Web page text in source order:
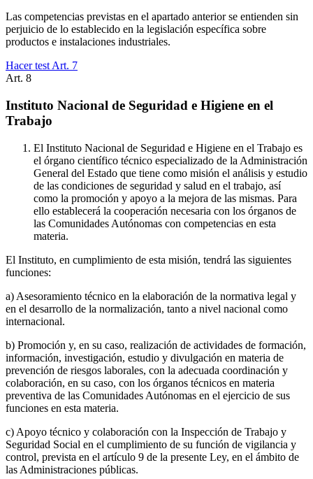
Las competencias previstas en el apartado anterior se entienden sin
perjuicio de lo establecido en la legislación específica sobre
productos e instalaciones industriales.
Hacer test Art. 7
Art. 8
Instituto Nacional de Seguridad e Higiene en el
Trabajo
El Instituto Nacional de Seguridad e Higiene en el Trabajo es
el órgano científico técnico especializado de la Administración
General del Estado que tiene como misión el análisis y estudio
de las condiciones de seguridad y salud en el trabajo, así
como la promoción y apoyo a la mejora de las mismas. Para
ello establecerá la cooperación necesaria con los órganos de
las Comunidades Autónomas con competencias en esta
materia.
El Instituto, en cumplimiento de esta misión, tendrá las siguientes
funciones:
a) Asesoramiento técnico en la elaboración de la normativa legal y
en el desarrollo de la normalización, tanto a nivel nacional como
internacional.
b) Promoción y, en su caso, realización de actividades de formación,
información, investigación, estudio y divulgación en materia de
prevención de riesgos laborales, con la adecuada coordinación y
colaboración, en su caso, con los órganos técnicos en materia
preventiva de las Comunidades Autónomas en el ejercicio de sus
funciones en esta materia.
c) Apoyo técnico y colaboración con la Inspección de Trabajo y
Seguridad Social en el cumplimiento de su función de vigilancia y
control, prevista en el artículo 9 de la presente Ley, en el ámbito de
las Administraciones públicas.